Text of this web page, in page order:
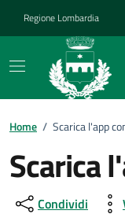
Regione Lombardia
Home / Scarica l'app
Scarica
Condividi